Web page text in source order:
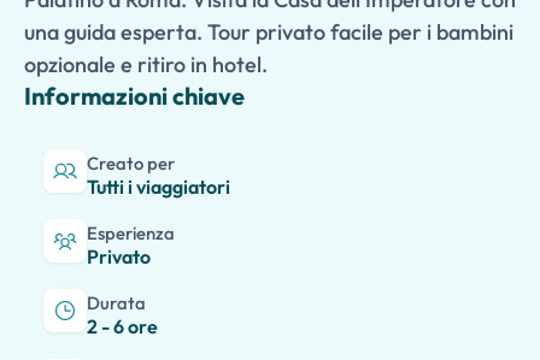
una guida esperta. Tour privato facile per i bambini
opzionale e ritiro in hotel.
Informazioni chiave
Creato per
Tutti i viaggiatori
Esperienza
Privato
Durata
2 - 6 ore